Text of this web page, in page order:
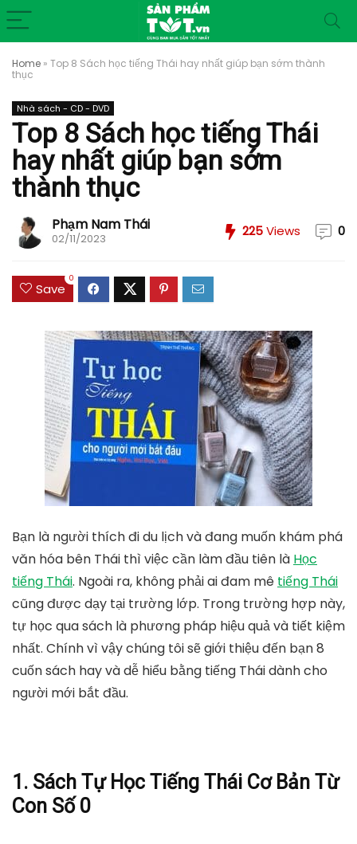
Home » Top 8 Sách học tiếng Thái hay nhất giúp bạn sớm thành
thục
Nhà sách - CD - DVD
Top 8 Sách học tiếng Thái
hay nhất giúp bạn sớm
thành thục
Phạm Nam Thái
02/11/2023 225Views 0
Save
0
Bạn là người thích đi du lịch và đang muốn khám phá
văn hóa bên Thái thì việc cần làm đầu tiên là Học
tiếng Thái. Ngoài ra, không phải ai đam mê tiếng Thái
cũng được dạy tại trường lớp. Trong trường hợp này,
tự học qua sách là phương pháp hiệu quả và tiết kiệm
nhất. Chính vì vậy chúng tôi sẽ giới thiệu đến bạn 8
cuốn sách hay và dễ hiểu bằng tiếng Thái dành cho
người mới bắt đầu.
1. Sách Tự Học Tiếng Thái Cơ Bản Từ
Con Số 0